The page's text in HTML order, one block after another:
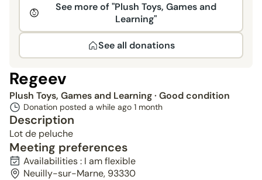
See more of "Plush Toys, Games and
Learning"
See all donations
Regeev
Plush Toys, Games and Learning· Good condition
Donation posted a while ago 1 month
Description
Lot de peluche
Meeting preferences
Availabilities : I am flexible
Neuilly-sur-Marne, 93330